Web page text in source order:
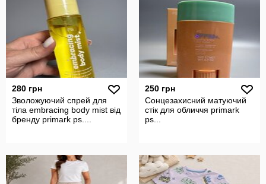
280 грн
Зволожуючий спрей для
тіла embracing body mist від
бренду primark ps....
250 грн
Сонцезахисний матуючий
стік для обличчя primark
ps...